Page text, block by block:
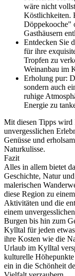
wäre nicht
Köstlichkeiten.
Döppekooche"
Gasthäusern
Entdecken Sie
für ihre
Tropfen zu
Weinanbau im
Erholung pur:
sondern auch
ruhige
Energie zu
Mit diesen Tipps
unvergesslichen
Genüsse und
Naturkulisse.
Fazit
Alles in allem bietet
Geschichte, Natur
malerischen
diese Region zu
Aktivitäten und die
einem
Burgen bis hin zum
Kylltal für jeden
ihre Kosten wie die
Urlaub im Kylltal
kulturelle
ein in die Schönheit